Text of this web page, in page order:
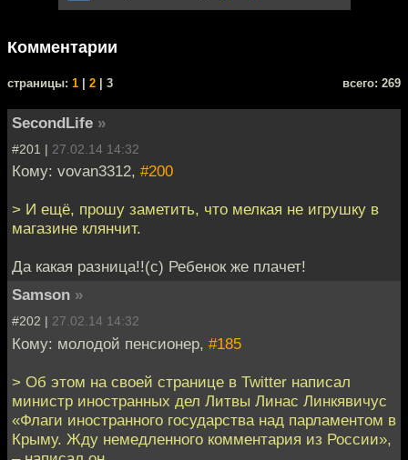
Комментарии
cтраницы: 1 2 | 3 всего: 269
SecondLife »
#201 | 27.02.14 14:32
Кому: vovan3312, #200
> И ещё, прошу заметить, что мелкая не игрушку в
магазине клянчит.
Да какая разница!!(с) Ребенок же плачет!
Samson »
#202 | 27.02.14 14:32
Кому: молодой пенсионер, #185
> Об этом на своей странице в Twitter написал
министр иностранных дел Литвы Линас Линкявичус
«Флаги иностранного государства над парламентом в
Крыму. Жду немедленного комментария из России»,